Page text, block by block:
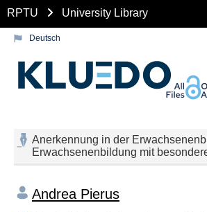
RPTU University Library
Deutsch
Anerkennung in der
Erwachsenenbildung mit
Andrea Pierus